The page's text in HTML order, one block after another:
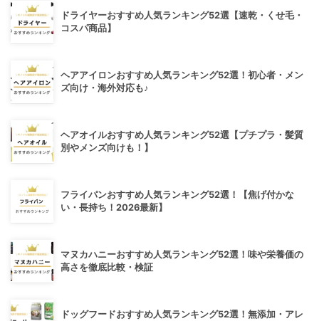
ドライヤーおすすめ人気ランキング52選【速乾・くせ毛・
コスパ商品】
ヘアアイロンおすすめ人気ランキング52選！初心者・メン
ズ向け・海外対応も♪
ヘアオイルおすすめ人気ランキング52選【プチプラ・髪質
別やメンズ向けも！】
フライパンおすすめ人気ランキング52選！【焦げ付かな
い・長持ち！2026最新】
マヌカハニーおすすめ人気ランキング52選！味や栄養価の
高さを徹底比較・検証
ドッグフードおすすめ人気ランキング52選！無添加・アレ